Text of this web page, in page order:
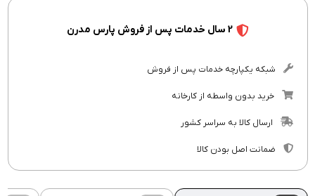
2 سال خدمات پس از فروش پارس مدرن
شبکه یکپارچه خدمات پس از فروش
خرید بدون واسطه از کارخانه
ارسال کالا به سراسر کشور
ضمانت اصل بودن کالا